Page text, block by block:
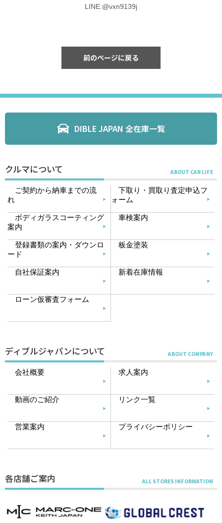
LINE:@vxn9139j
前のページに戻る
DIBLE JAPAN 全在庫一覧
クルマについて
ご契約から納車までの流
れ
下取り・買取り査定申込フ
ォーム
ボディガラスコーティング
案内
車検案内
登録書類の案内・ダウンロ
ード
板金塗装
自社保証案内 新着在庫情報
ローン仮審査フォーム
ディブルジャパンについて
会社概要 求人案内
動画のご紹介 リンク一覧
営業案内 プライバシーポリシー
各店舗ご案内